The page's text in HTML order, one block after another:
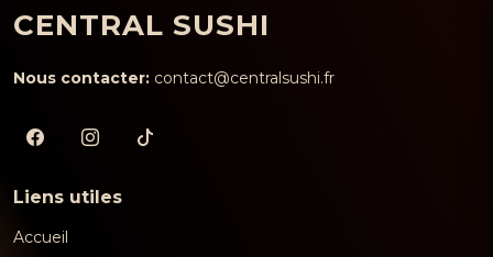
CENTRAL SUSHI
Nous contacter: contact@centralsushi.fr
Liens utiles
Accueil